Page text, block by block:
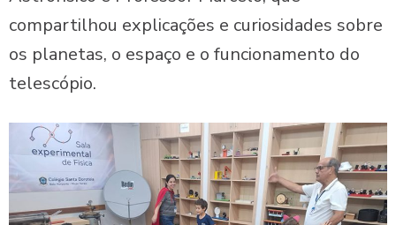
compartilhou explicações e curiosidades sobre
os planetas, o espaço e o funcionamento do
telescópio.